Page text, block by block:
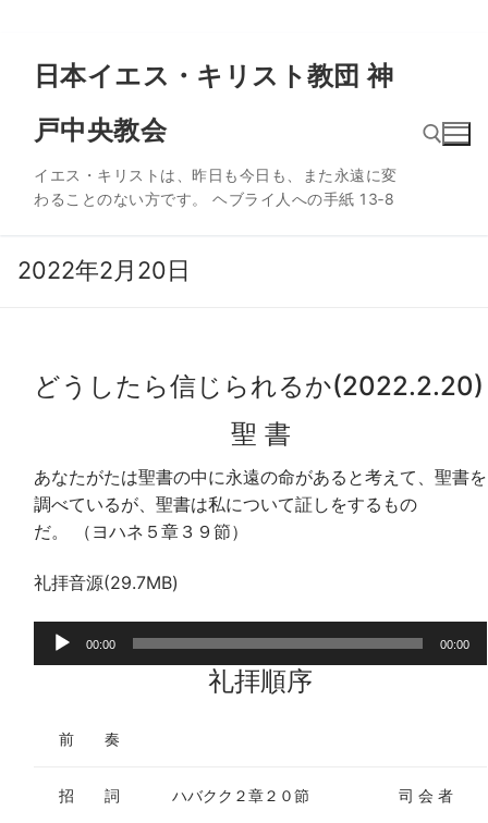
日本イエス・キリスト教団 神
戸中央教会
イエス・キリストは、昨日も今日も、また永遠に変
わることのない方です。 ヘブライ人への手紙 13‐8
2022年2月20日
どうしたら信じられるか(2022.2.20)
聖 書
あなたがたは聖書の中に永遠の命があると考えて、聖書を
調べているが、聖書は私について証しをするもの
だ。 （ヨハネ５章３９節）
礼拝音源(29.7MB)
声
00:00 00:00
礼拝順序
前 奏
招 詞 ハバクク２章２０節 司 会 者